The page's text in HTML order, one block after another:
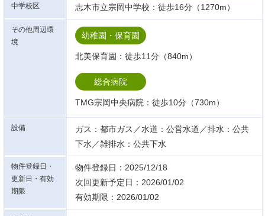
中学校区 志木市立宗岡中学校：徒歩16分（1270m）
その他周辺環
境
幼稚園・保育園
北美保育園：徒歩11分（840m）
総合病院
TMG宗岡中央病院：徒歩10分（730m）
設備
ガス：都市ガス／水道：公営水道／排水：公共
下水／雑排水：公共下水
物件登録日・
更新日・有効
期限
物件登録日：2025/12/18
次回更新予定日：2026/01/02
有効期限：2026/01/02